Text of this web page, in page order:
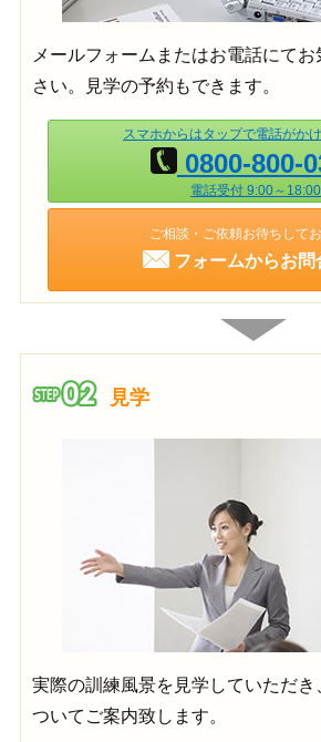
メールフォームまたはお電話にて
さい。見学の予約もできます。
スマホからはタップで電話がかけ
0800-800-
電話受付 9:00～18:00
ご相談・ご依頼お待ちして
フォームからお問
見学
実際の訓練風景を見学していただき
ついてご案内致します。